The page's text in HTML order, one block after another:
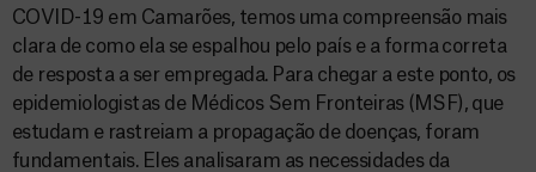
COVID-19 em Camarões, temos uma compreensão mais
clara de como ela se espalhou pelo país e a forma correta
de resposta a ser empregada. Para chegar a este ponto, os
epidemiologistas de Médicos Sem Fronteiras (MSF), que
estudam e rastreiam a propagação de doenças, foram
fundamentais. Eles analisaram as necessidades da